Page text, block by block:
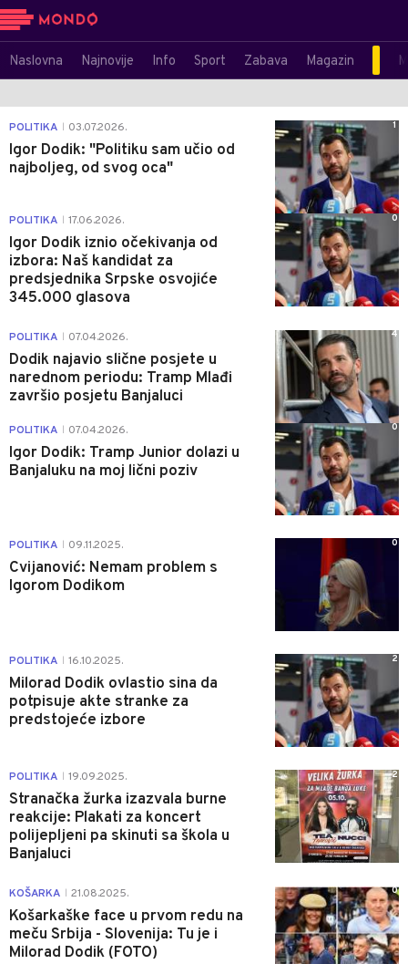
Naslovna Najnovije Info Sport Zabava Magazin
POLITIKA 03.07.2026.
Igor Dodik: "Politiku sam učio od
najboljeg, od svog oca"
1
POLITIKA 17.06.2026.
Igor Dodik iznio očekivanja od
izbora: Naš kandidat za
predsjednika Srpske osvojiće
345.000 glasova
0
POLITIKA 07.04.2026.
Dodik najavio slične posjete u
narednom periodu: Tramp Mlađi
završio posjetu Banjaluci
4
POLITIKA 07.04.2026.
Igor Dodik: Tramp Junior dolazi u
Banjaluku na moj lični poziv
0
POLITIKA 09.11.2025.
Cvijanović: Nemam problem s
Igorom Dodikom
0
POLITIKA 16.10.2025.
Milorad Dodik ovlastio sina da
potpisuje akte stranke za
predstojeće izbore
2
POLITIKA 19.09.2025.
Stranačka žurka izazvala burne
reakcije: Plakati za koncert
polijepljeni pa skinuti sa škola u
Banjaluci
2
KOŠARKA 21.08.2025.
Košarkaške face u prvom redu na
meču Srbija - Slovenija: Tu je i
Milorad Dodik (FOTO)
0